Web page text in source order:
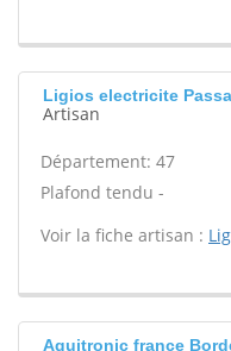
Ligios electricite
Artisan
Département: 47
Plafond tendu -
Voir la fiche artisan :
Aquitronic france